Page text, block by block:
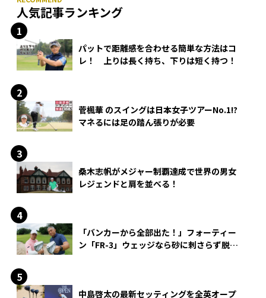
人気記事ランキング
パットで距離感を合わせる簡単な方法はコ
レ！ 上りは長く持ち、下りは短く持つ！
菅楓華 のスイングは日本女子ツアーNo.1!?
マネるには足の踏ん張りが必要
桑木志帆がメジャー制覇達成で世界の男女
レジェンドと肩を並べる！
「バンカーから全部出た！」フォーティー
ン「FR-3」ウェッジなら砂に刺さらず脱出
中島啓太の最新セッティングを全英オープ